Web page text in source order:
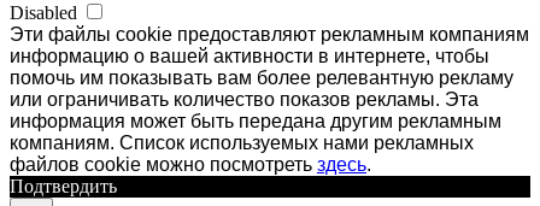
Disabled
Эти файлы cookie предоставляют рекламным компаниям
информацию о вашей активности в интернете, чтобы
помочь им показывать вам более релевантную рекламу
или ограничивать количество показов рекламы. Эта
информация может быть передана другим рекламным
компаниям. Список используемых нами рекламных
файлов cookie можно посмотреть здесь.
Подтвердить